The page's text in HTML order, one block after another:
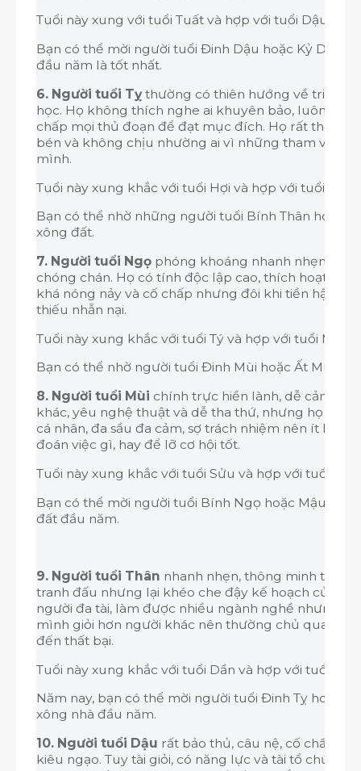
Tuổi này xung với tuổi Tuất và hợp với tuổi Dậu.
Bạn có thể mời người tuổi Đinh Dậu hoặc Kỷ Dậu
đầu năm là tốt nhất.
6. Người tuổi Tỵthường có thiên hướng về triết
học. Họ không thích nghe ai khuyên bảo, luôn đa
chấp mọi thủ đoạn để đạt mục đích. Họ rất thông
bén và không chịu nhường ai vì những tham vọng
mình.
Tuổi này xung khắc với tuổi Hợi và hợp với tuổi Thân.
Bạn có thể nhờ những người tuổi Bính Thân hoặc
xông đất.
7. Người tuổi Ngọ phóng khoáng nhanh nhẹn và
chóng chán. Họ có tính độc lập cao, thích hoạt
khá nóng nảy và cố chấp nhưng đôi khi tiền hậu
thiếu nhẫn nại.
Tuổi này xung khắc với tuổi Tý và hợp với tuổi Mùi.
Bạn có thể nhờ người tuổi Đinh Mùi hoặc Ất Mùi
8. Người tuổi Mùi chính trực hiền lành, dễ cảm
khác, yêu nghệ thuật và dễ tha thứ, nhưng họ
cá nhân, đa sầu đa cảm, sợ trách nhiệm nên ít khi
đoán việc gì, hay để lỡ cơ hội tốt.
Tuổi này xung khắc với tuổi Sửu và hợp với tuổi
Bạn có thể mời người tuổi Bính Ngọ hoặc Mậu
đất đầu năm.
9. Người tuổi Thân nhanh nhẹn, thông minh tháo
tranh đấu nhưng lại khéo che đậy kế hoạch của
người đa tài, làm được nhiều ngành nghề nhưng
mình giỏi hơn người khác nên thường chủ quan
đến thất bại.
Tuổi này xung khắc với tuổi Dần và hợp với tuổi Tỵ.
Năm nay, bạn có thể mời người tuổi Đinh Tỵ hoặc
xông nhà đầu năm.
10. Người tuổi Dậu rất bảo thủ, câu nệ, cố chấp với
kiêu ngạo. Tuy tài giỏi, có năng lực và tài tổ chức,